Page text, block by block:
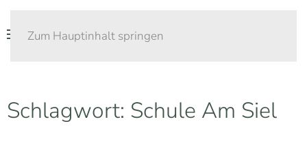
Zum Hauptinhalt springen
Schlagwort: Schule Am Siel